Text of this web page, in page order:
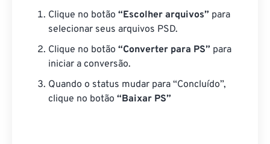
Clique no botão “Escolher arquivos” para
selecionar seus arquivos PSD.
Clique no botão “Converter para PS” para
iniciar a conversão.
Quando o status mudar para “Concluído”,
clique no botão “Baixar PS”